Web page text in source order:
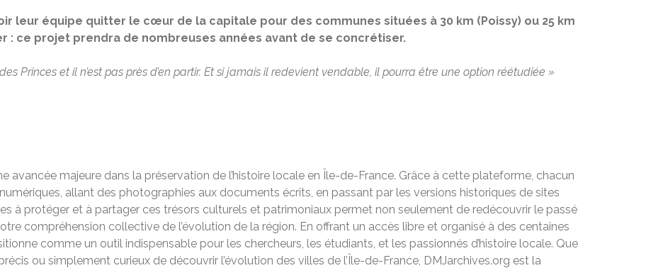
leur équipe quitter le cœur de la capitale pour des communes situées à 30 km (Poissy) ou 25 km
: ce projet prendra de nombreuses années avant de se concrétiser.
Princes et il n’est pas près d’en partir. Et si jamais il redevient vendable, il pourra être une option réétudiée »
avancée majeure dans la préservation de l’histoire locale en Île-de-France. Grâce à cette plateforme, chacun
allant des photographies aux documents écrits, en passant par les versions historiques de sites
à protéger et à partager ces trésors culturels et patrimoniaux permet non seulement de redécouvrir le passé
compréhension collective de l’évolution de la région. En offrant un accès libre et organisé à des centaines
comme un outil indispensable pour les chercheurs, les étudiants, et les passionnés d’histoire locale. Que
ou simplement curieux de découvrir l’évolution des villes de l’Île-de-France, DMJarchives.org est la